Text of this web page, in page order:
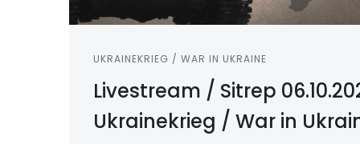
UKRAINEKRIEG / WAR IN UKRAINE
Livestream / Sitrep
Ukrainekrieg / War in